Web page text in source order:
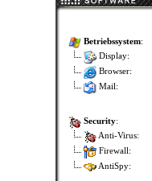
Betriebssystem:
Display:
Browser:
Mail:
Security:
Anti-Virus:
Firewall:
AntiSpy: